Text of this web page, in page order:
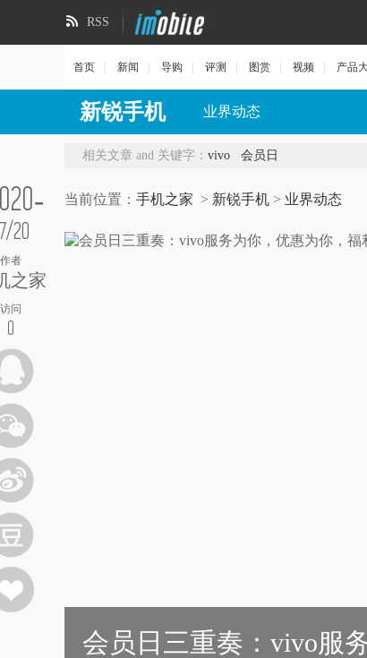
RSS
首页 新闻 导购 评测 图赏 视频 产品
新锐手机 业界动态
20
作者
之家
访问
0
相关文章 and 关键字： vivo 会员日
当前位置： 手机之家 > 新锐手机 > 业界动态
会员日三重奏：vivo服